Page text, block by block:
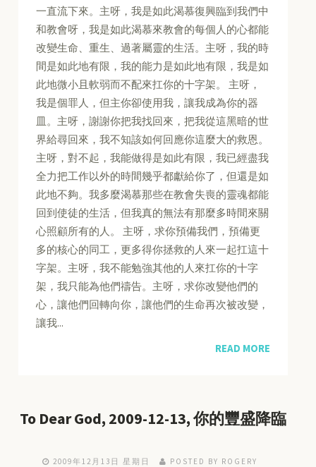
一直流下來。主呀，我是如此渴慕復興臨到我們中
和教會呀，我是如此渴慕來教會的每個人的心都能
改變生命、重生、過著屬靈的生活。主呀，我的時
間是如此地有限，我的能力是如此地有限，我是如
此地微小且軟弱而不配來扛你的十字架。 主呀，
我是個罪人，但主你卻使用我，讓我成為你的器
皿。主呀，謝謝你把我找回來，把我從這黑暗的世
界給尋回來，我不知該如何回應你這麼大的救恩。
主呀，對不起，我能做得是如此有限，我已經盡我
全力把工作以外的時間幾乎都獻給你了，但還是如
此地不夠。我多麼渴慕那些在教會失喪的靈魂都能
回到使徒的生活，但我真的無法有那麼多時間來關
心照顧所有的人。 主呀，求你預備我們，預備更
多的核心的同工，更多得你拯救的人來一起扛這十
字架。主呀，我不能勉強其他的人來扛你的十字
架，我只能為他們禱告。主呀，求你改變他們的
心，讓他們回轉向你，讓他們的生命再次被改變，
讓我...
READ MORE
To Dear God, 2009-12-13, 你的豐盛降臨
2009年12月13日 星期日 POSTED BY ROGERY